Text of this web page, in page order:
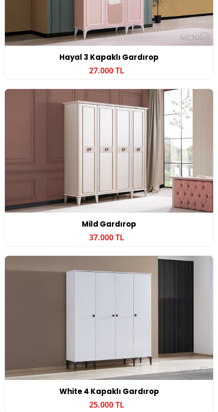
Hayal 3 Kapaklı Gardırop
27.000 TL
Mild Gardırop
37.000 TL
White 4 Kapaklı Gardırop
25.000 TL